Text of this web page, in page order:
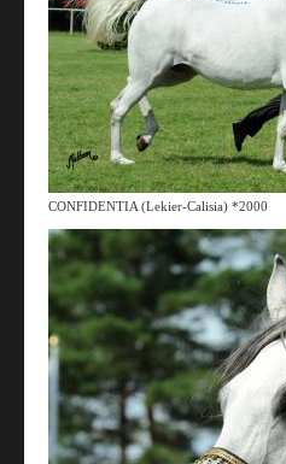
CONFIDENTIA (Lekier-Calisia) *2000